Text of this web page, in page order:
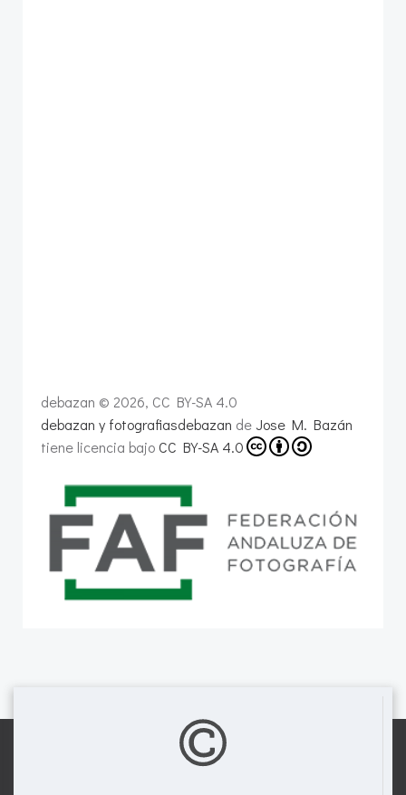
debazan © 2026, CC BY-SA 4.0
debazan y fotografiasdebazan de Jose M. Bazán
tiene licencia bajoCC BY-SA 4.0